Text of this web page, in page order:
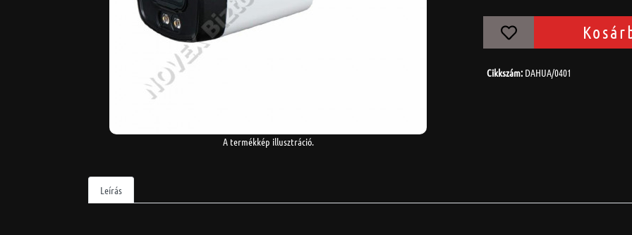
A termékkép illusztráció.
Cikkszám: DAHUA/0401
Leírás